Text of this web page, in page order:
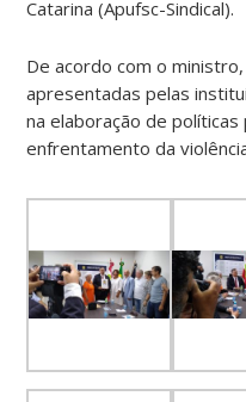
Catarina (Apufsc-Sindical).
De acordo com o
apresentadas pelas
na elaboração de políticas
enfrentamento da